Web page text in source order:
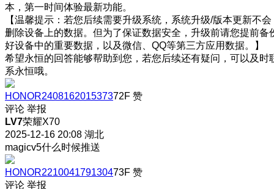
本，第一时间体验最新功能。
【温馨提示：若您后续需要升级系统，系统升级/版本更新不会
删除设备上的数据。但为了保证数据安全，升级前请您提前备
好设备中的重要数据，以及微信、QQ等第三方应用数据。】
希望永恒的回答能够帮助到您，若您后续还有疑问，可以及时
系永恒哦。
HONOR240816201537372F 赞
评论 举报
LV7荣耀X70
2025-12-16 20:08 湖北
magicv5什么时候推送
HONOR221004179130473F 赞
评论 举报